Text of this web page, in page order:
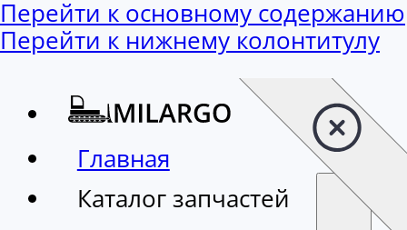
Перейти к основному содержанию
Перейти к нижнему колонтитулу
Главная
Каталог запчастей